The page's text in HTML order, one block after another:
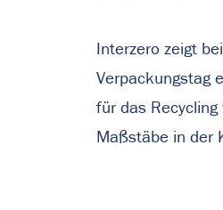
Interzero zeigt
Verpackungstag
für das Recycling
Maßstäbe in der